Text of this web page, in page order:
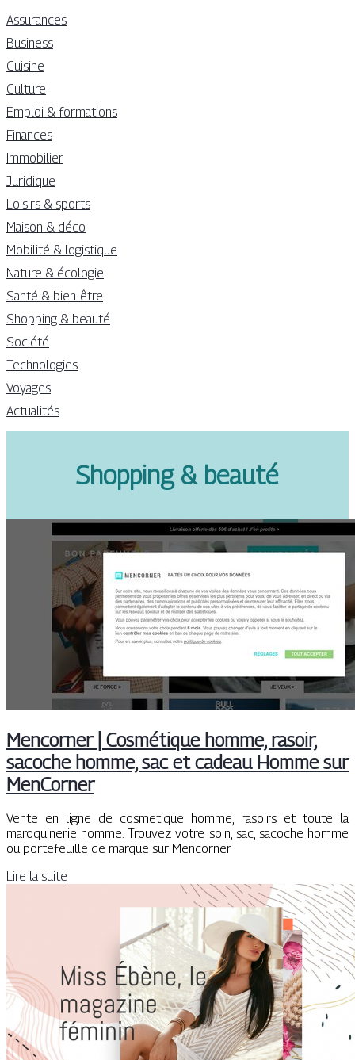
Assurances
Business
Cuisine
Culture
Emploi & formations
Finances
Immobilier
Juridique
Loisirs & sports
Maison & déco
Mobilité & logistique
Nature & écologie
Santé & bien-être
Shopping & beauté
Société
Technologies
Voyages
Actualités
Shopping & beauté
Mencorner | Cosmétique homme, rasoir,
sacoche homme, sac et cadeau Homme sur
MenCorner
Vente en ligne de cosmetique homme, rasoirs et toute la
maroquinerie homme. Trouvez votre soin, sac, sacoche homme
ou portefeuille de marque sur Mencorner
Lire la suite